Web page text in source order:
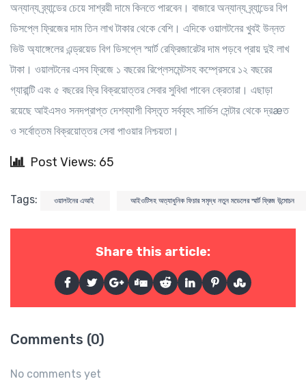
অন্যান্য ব্র্যান্ডের চেয়ে সাশ্রয়ী দামে কিনতে পারবেন। বাজারে অন্যান্য ব্র্যান্ডের বিগ
ডিসপ্লে ফ্রিজের দাম তিন লাখ টাকার থেকে বেশি। এদিকে ওয়ালটনের খুবই উন্নত
ভিউ অ্যাঙ্গেলের এন্ড্রয়েড বিগ ডিসপ্লে স্মার্ট রেফ্রিজারেটর দাম পড়বে প্রায় দুই লাখ
টাকা। ওয়ালটনের এসব ফ্রিজে ১ বছরের রিপ্লেসমেন্টসহ কম্প্রেসরে ১২ বছরের
গ্যারান্টি এবং ৫ বছরের ফ্রি বিক্রয়োত্তর সেবার সুবিধা পাবেন ক্রেতারা। এছাড়া
রয়েছে আইএসও সনদপ্রাপ্ত দেশব্যাপী বিস্তৃত সর্ববৃহৎ সার্ভিস সেন্টার থেকে দ্রæত
ও সর্বোত্তম বিক্রয়োত্তর সেবা পাওয়ার নিশ্চয়তা।
Post Views: 65
Tags: ওয়ালটনের এআই আইওটিসহ অত্যাধুনিক ফিচার সমৃদ্ধ নতুন মডেলের স্মার্ট ফ্রিজ উন্মোচন
Share this article:
Comments (0)
No comments yet